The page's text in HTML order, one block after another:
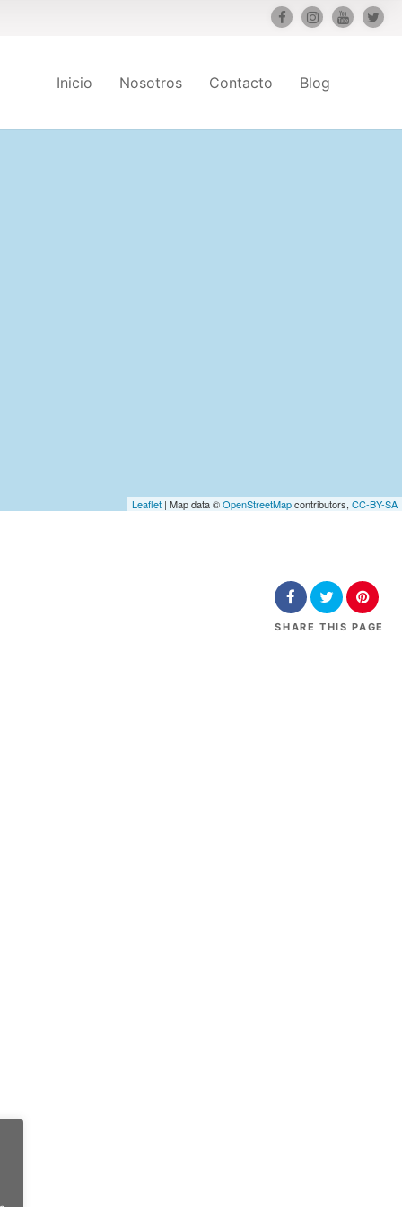
Inicio Nosotros Contacto Blog
Leaflet | Map data ©OpenStreetMapcontributors, CC-BY-SA
SHARE THIS PAGE